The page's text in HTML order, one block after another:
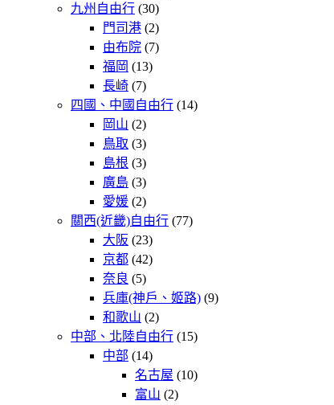
九州自由行 (30)
門司港 (2)
由布院 (7)
福岡 (13)
長崎 (7)
四國、中國自由行 (14)
岡山 (2)
鳥取 (3)
島根 (3)
廣島 (3)
愛媛 (2)
關西(近畿)自由行 (77)
大阪 (23)
京都 (42)
奈良 (5)
兵庫(神戶、姬路) (9)
和歌山 (2)
中部、北陸自由行 (15)
中部 (14)
名古屋 (10)
富山 (2)